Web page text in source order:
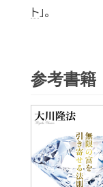
ト 」。
参考書籍